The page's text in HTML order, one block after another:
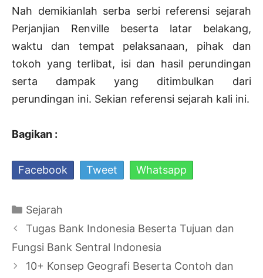
Nah demikianlah serba serbi referensi sejarah
Perjanjian Renville beserta latar belakang,
waktu dan tempat pelaksanaan, pihak dan
tokoh yang terlibat, isi dan hasil perundingan
serta dampak yang ditimbulkan dari
perundingan ini. Sekian referensi sejarah kali ini.
Bagikan :
Facebook Tweet Whatsapp
Kategori
Sejarah
Navigasi
Tulisan
Tugas Bank Indonesia Beserta Tujuan dan
Fungsi Bank Sentral Indonesia
10+ Konsep Geografi Beserta Contoh dan